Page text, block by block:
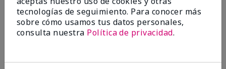
Walking in victory
tecnologías de seguimiento. Para conocer más
sobre cómo usamos tus datos personales,
consulta nuestra Política de privacidad.